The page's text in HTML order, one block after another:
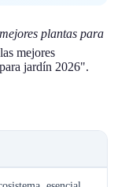
plantas para
mejores
jardín 2026".